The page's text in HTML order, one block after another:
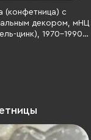
(конфетница) с
декором, мНЦ
цинк), 1970-1990